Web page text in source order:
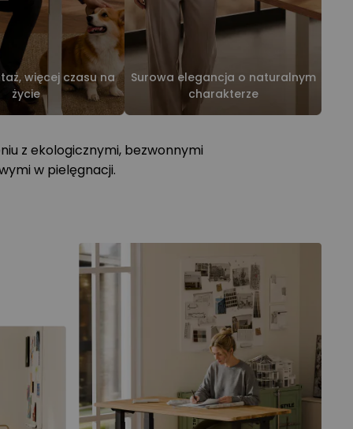
więcej czasu na
życie
Surowa elegancja o naturalnym
charakterze
z ekologicznymi, bezwonnymi
w pielęgnacji.